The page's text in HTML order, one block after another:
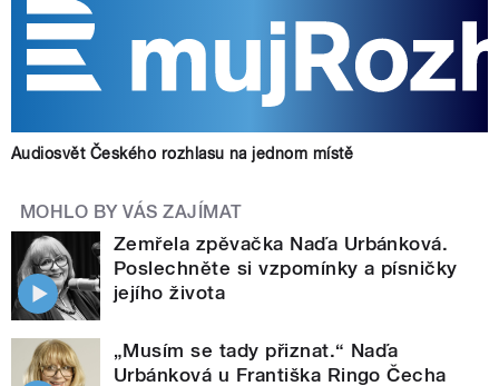
Audiosvět Českého rozhlasu na jednom místě
MOHLO BY VÁS ZAJÍMAT
Zemřela zpěvačka Naďa Urbánková.
Poslechněte si vzpomínky a písničky
jejího života
„Musím se tady přiznat.“ Naďa
Urbánková u Františka Ringo Čecha